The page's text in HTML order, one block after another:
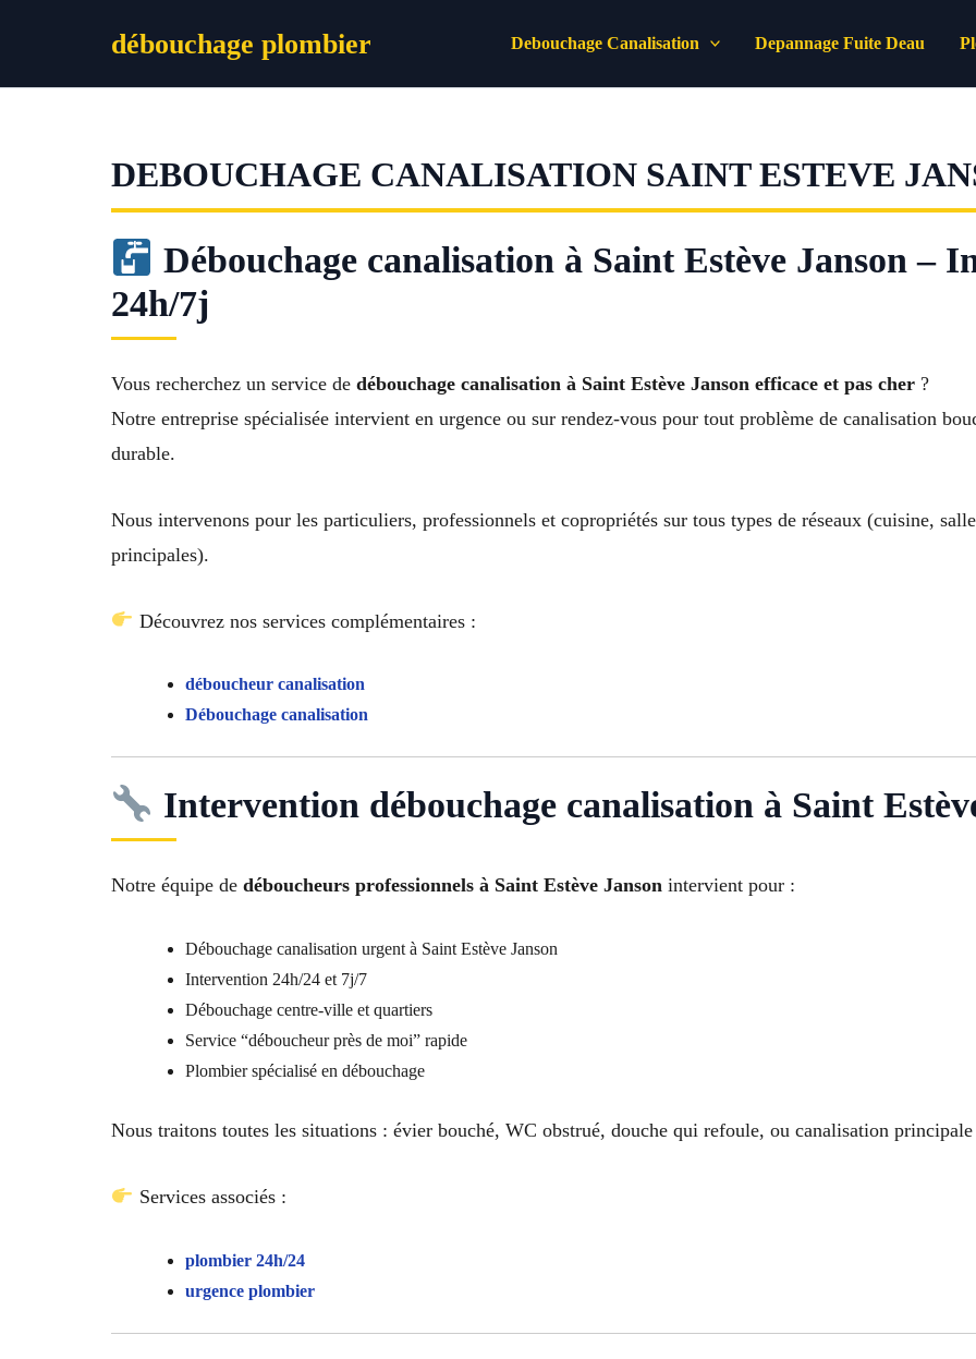
débouchage plombier Debouchage Canalisation Depannage Fuite Deau
DEBOUCHAGE CANALISATION SAINT ESTEVE
Débouchage canalisation à Saint Estève Janson –
24h/7j
Vous recherchez un service de débouchage canalisation à Saint Estève Janson efficace et pas cher ?
Notre entreprise spécialisée intervient en urgence ou sur rendez-vous pour tout problème de canalisation
durable.
Nous intervenons pour les particuliers, professionnels et copropriétés sur tous types de réseaux (cuisine,
principales).
Découvrez nos services complémentaires :
déboucheur canalisation
Débouchage canalisation
Intervention débouchage canalisation à Saint
Notre équipe de déboucheurs professionnels à Saint Estève Janson intervient pour :
Débouchage canalisation urgent à Saint Estève Janson
Intervention 24h/24 et 7j/7
Débouchage centre-ville et quartiers
Service “déboucheur près de moi” rapide
Plombier spécialisé en débouchage
Nous traitons toutes les situations : évier bouché, WC obstrué, douche qui refoule, ou canalisation principale
Services associés :
plombier 24h/24
urgence plombier